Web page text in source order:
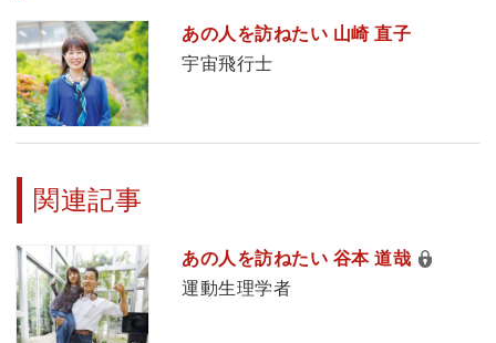
あの人を訪ねたい 山崎 直子
宇宙飛行士
関連記事
あの人を訪ねたい 谷本 道哉
運動生理学者